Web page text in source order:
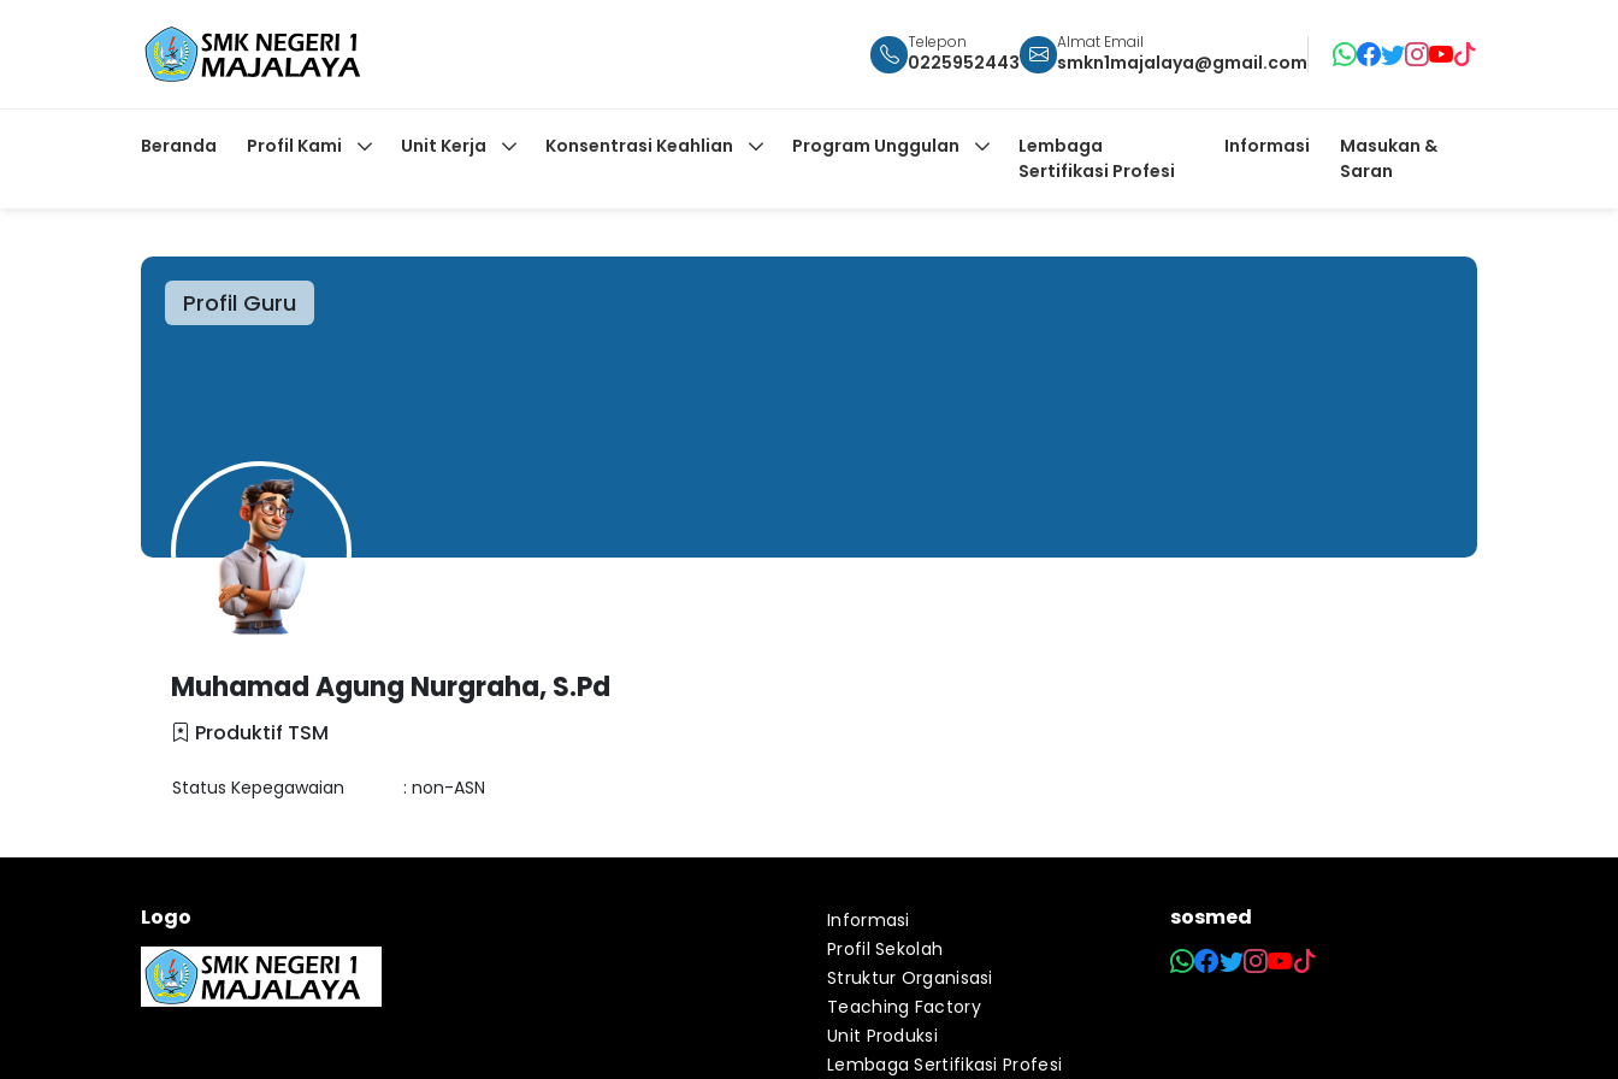
Telepon
0225952443
Almat Email
smkn1majalaya@gmail.com
Beranda Profil Kami Unit Kerja Konsentrasi Keahlian Program Unggulan
Lembaga
Sertifikasi Profesi
Informasi
Masukan &
Saran
Profil Guru
Muhamad Agung Nurgraha, S.Pd
Produktif TSM
Status Kepegawaian : non-ASN
Logo
Informasi
Profil Sekolah
Struktur Organisasi
Teaching Factory
Unit Produksi
Lembaga Sertifikasi Profesi
sosmed